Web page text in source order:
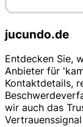
jucundo.de
Entdecken Sie,
Anbieter für
Kontaktdetails,
wir auch das